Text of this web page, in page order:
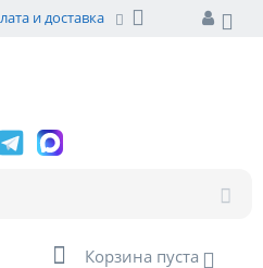
и доставка
Корзина пуста